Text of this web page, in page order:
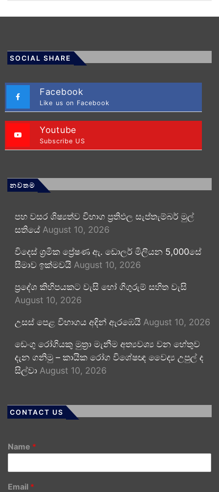
SOCIAL SHARE
Facebook
Like us on Facebook
Youtube
Subscribe US
නවතම
පහ වසර ශිෂ්‍යත්ව විභාග ප්‍රතිඵල සැප්තැම්බර් මුල්
සතියේ August 10, 2026
විදෙස් ශ්‍රමික ප්‍රේෂණ ඇ. ඩොලර් මිලියන 5,000සේ
සීමාව ඉක්මවයි August 10, 2026
ප්‍රදේශ කිහිපයකට වැසි හෝ ගිගුරුම් සහිත වැසි
August 10, 2026
උසස් පෙළ විභාගය අදින් ඇරඹෙයි August 10, 2026
ඩෙංගු රෝගියකු ⁣මුත්‍රා මැනීම අත්‍යවශ්‍ය වන හේතුව
දැන ගනිමු – කායික රෝග විශේෂඥ වෛද්‍ය උපුල් ද
සිල්වා August 10, 2026
CONTACT US
Name *
Email *